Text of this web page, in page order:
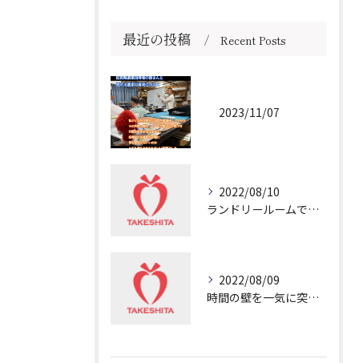
最近の投稿 Recent Posts
2023/11/07
2022/08/10
ランドリールームで冷や汗💦
2022/08/09
時間の壁を一気に突き破る非日常